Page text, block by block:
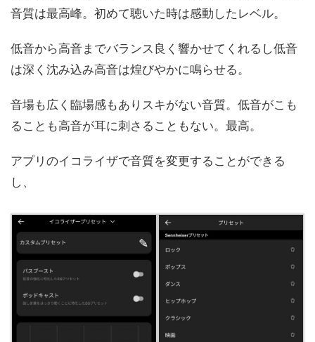
音質は最高峰。初めて聴いた時は感動したレベル。
低音から高音までバランス良く響かせてくれるし低音
は深く沈み込み高音は煌びやかに鳴らせる。
音場も広く臨場感もありスキがない音質。低音がこも
ることも高音が耳に刺さることもない。最高。
アプリのイコライザで音質を変更することができる
し、